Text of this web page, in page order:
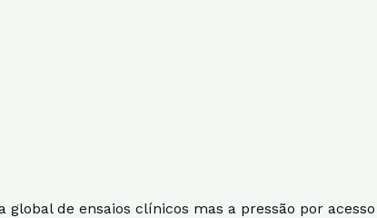
de ensaios clínicos mas a pressão por